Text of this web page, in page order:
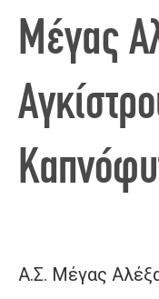
Μέγας
Α.Σ. Μέγας